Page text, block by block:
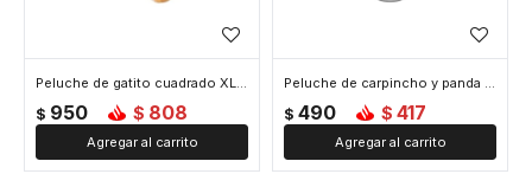
Peluche de gatito cuadrado XL - Marron
$ 950 $ 808
Peluche de carpincho y panda magico - Marron
$ 490 $ 417